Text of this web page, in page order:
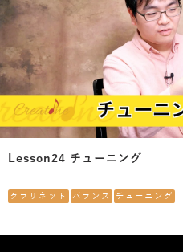
Lesson24 チューニング
クラリネット バランス チューニング